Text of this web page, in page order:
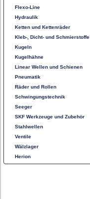
Flexo-Line
Hydraulik
Ketten und Kettenräder
Kleb-, Dicht- und Schmierstoffe
Kugeln
Kugelhähne
Linear Wellen und Schienen
Pneumatik
Räder und Rollen
Schwingungstechnik
Seeger
SKF Werkzeuge und Zubehör
Stahlwellen
Ventile
Wälzlager
Herion